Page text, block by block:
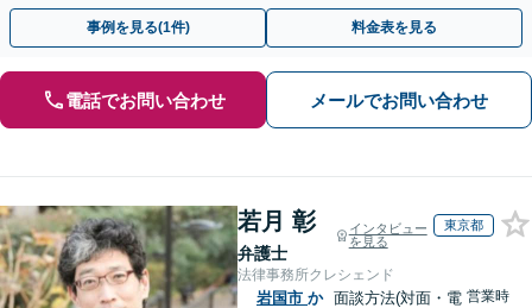
裁判官経験を活かした最適な戦略を立案」
事例を見る(1件) 料金表を見る
電話でお問い合わせ メールでお問い合わせ
若月 彰
弁護士
インタビュー
を見る
東京都
法律事務所クレシェンド
岩国市 か 面談方法(対面・電 営業時